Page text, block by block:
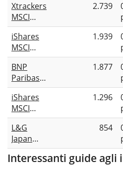
Xtrackers
MSCI
Japan
ESG
UCITS ETF
1C
2.739
iShares
MSCI
Japan
Screened
UCITS ETF
USD (Acc)
1.939
BNP
Paribas
Easy MSCI
Japan Min
TE UCITS
ETF
1.877
iShares
MSCI
Japan CTB
Enhanced
ESG
UCITS ETF
USD (Acc)
1.296
L&G
Japan
Equity
UCITS ETF
854
Interessanti guide agli